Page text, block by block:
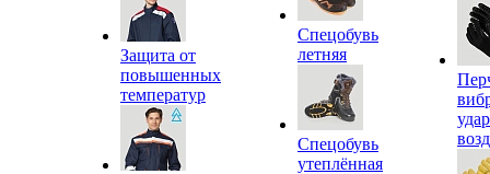
Защита от
повышенных
температур
Спецобувь
летняя
Спецобувь
утеплённая